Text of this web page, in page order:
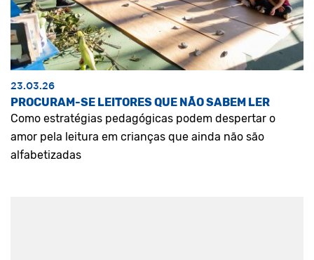
23.03.26
PROCURAM-SE LEITORES QUE NÃO SABEM LER
Como estratégias pedagógicas podem despertar o
amor pela leitura em crianças que ainda não são
alfabetizadas